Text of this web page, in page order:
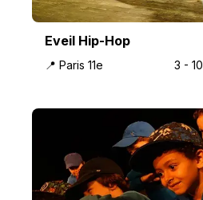
Eveil Hip-Hop
📍 Paris 11e 3 - 10